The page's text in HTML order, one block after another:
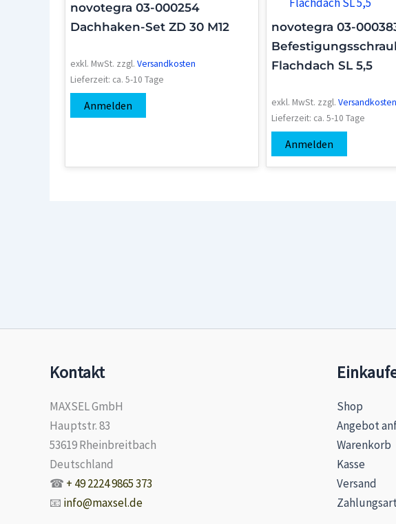
novotegra 03-000254
Dachhaken-Set ZD 30 M12
exkl. MwSt. zzgl.Versandkosten
Lieferzeit: ca. 5-10 Tage
Anmelden
novotegra 03-
Flachdach SL 5,5
exkl. MwSt. zzgl. Versandkosten
Lieferzeit: ca. 5-10 Tage
Anmelden
Kontakt
MAXSEL GmbH
Hauptstr. 83
53619 Rheinbreitbach
Deutschland
☎ + 49 2224 9865 373
📧 info@maxsel.de
Shop
Angebot
Warenkorb
Kasse
Versand